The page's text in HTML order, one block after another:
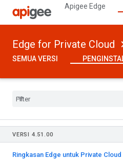
Apigee Edge
Edge for Private Cloud
SEMUA VERSI
VERSI 4.51 .00
Ringkasan Edge untuk Private Cloud